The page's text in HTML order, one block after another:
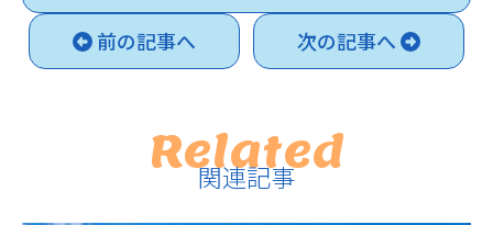
前の記事へ
次の記事へ
Related
関連記事